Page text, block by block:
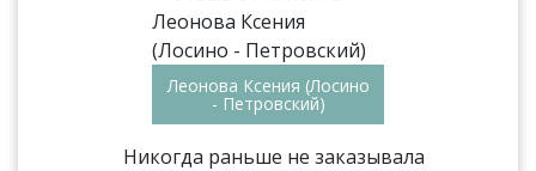
Леонова Ксения (Лосино
- Петровский)
Никогда раньше не заказывала